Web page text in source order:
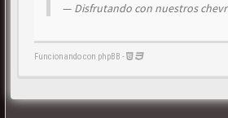
Disfrutando con nuestros
Funcionando con phpBB -